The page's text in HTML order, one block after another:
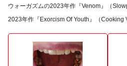
ウォーガズムの2023年作『Venom』（
2023年作『Exorcism Of Youth』（Cooking